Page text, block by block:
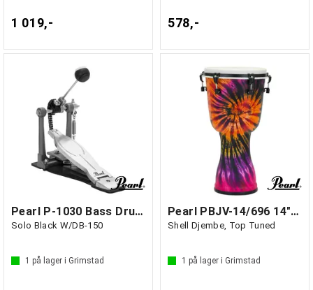
1 019,- 578,-
Pearl P-1030 Bass Drum Pedal Eliminator
Solo Black W/DB-150
1 på lager i Grimstad
Pearl PBJV-14/696 14" Synthetic
Shell Djembe, Top Tuned
1 på lager i Grimstad